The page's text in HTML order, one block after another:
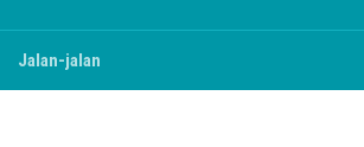
Jalan-jalan